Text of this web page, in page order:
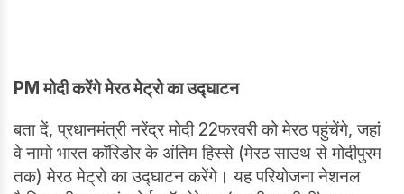
PMमोदी करेंगे मेरठ मेट्रो का उद्घाटन
बता दें, प्रधानमंत्री नरेंद्र मोदी 22फरवरी को मेरठ पहुंचेंगे, जहां
वे नामो भारत कॉरिडोर के अंतिम हिस्से (मेरठ साउथ से मोदीपुरम
तक) मेरठ मेट्रो का उद्घाटन करेंगे। यह परियोजना नेशनल